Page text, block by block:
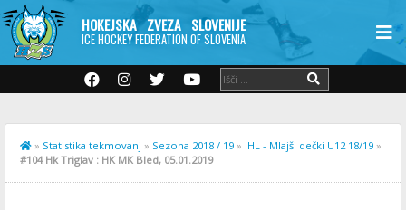
HOKEJSKA ZVEZA SLOVENIJE
ICE HOCKEY FEDERATION OF SLOVENIA
» Statistika tekmovanj » Sezona 2018 / 19 » IHL - Mlajši dečki U12 18/19 »
#104 Hk Triglav : HK MK Bled, 05.01.2019